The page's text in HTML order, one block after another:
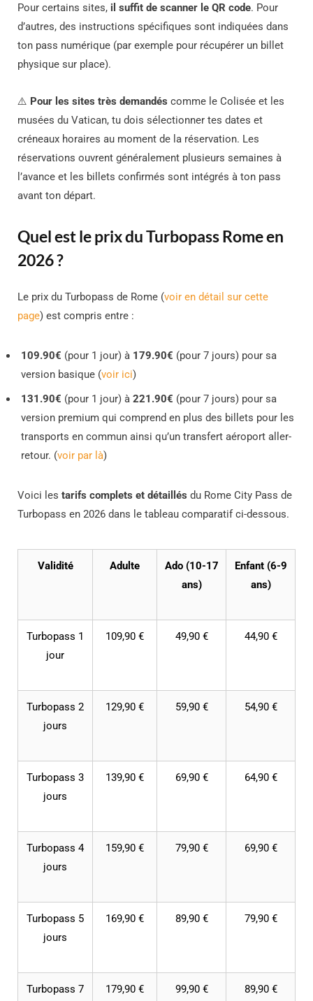
Pour certains sites, il suffit de scanner le QR code. Pour
d’autres, des instructions spécifiques sont indiquées dans
ton pass numérique (par exemple pour récupérer un billet
physique sur place).
⚠️ Pour les sites très demandés comme le Colisée et les
musées du Vatican, tu dois sélectionner tes dates et
créneaux horaires au moment de la réservation. Les
réservations ouvrent généralement plusieurs semaines à
l’avance et les billets confirmés sont intégrés à ton pass
avant ton départ.
Quel est le prix du Turbopass Rome en
2026 ?
Le prix du Turbopass de Rome (voir en détail sur cette
page) est compris entre :
109.90€ (pour 1 jour) à 179.90€ (pour 7 jours) pour sa
version basique (voir ici)
131.90€ (pour 1 jour) à 221.90€ (pour 7 jours) pour sa
version premium qui comprend en plus des billets pour les
transports en commun ainsi qu’un transfert aéroport aller-
retour. (voir par là)
Voici les tarifs complets et détaillés du Rome City Pass de
Turbopass en 2026 dans le tableau comparatif ci-dessous.
Validité Adulte
Ado (10-17
ans)
Enfant (6-9
ans)
Turbopass 1
jour
109,90 € 49,90 € 44,90 €
Turbopass 2
jours
129,90 € 59,90 € 54,90 €
Turbopass 3
jours
139,90 € 69,90 € 64,90 €
Turbopass 4
jours
159,90 € 79,90 € 69,90 €
Turbopass 5
jours
169,90 € 89,90 € 79,90 €
Turbopass 7
179,90 € 99,90 € 89,90 €